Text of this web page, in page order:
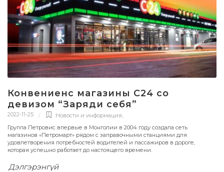
Конвениенс магазины C24 со
девизом “Заряди себя”
2022-11-25 Новости и информация
Группа Петровис впервые в Монголии в 2004 году создала сеть
магазинов «Петромарт» рядом с заправочными станциями для
удовлетворения потребностей водителей и пассажиров в дороге,
которая успешно работает до настоящего времени.
Дэлгэрэнгүй